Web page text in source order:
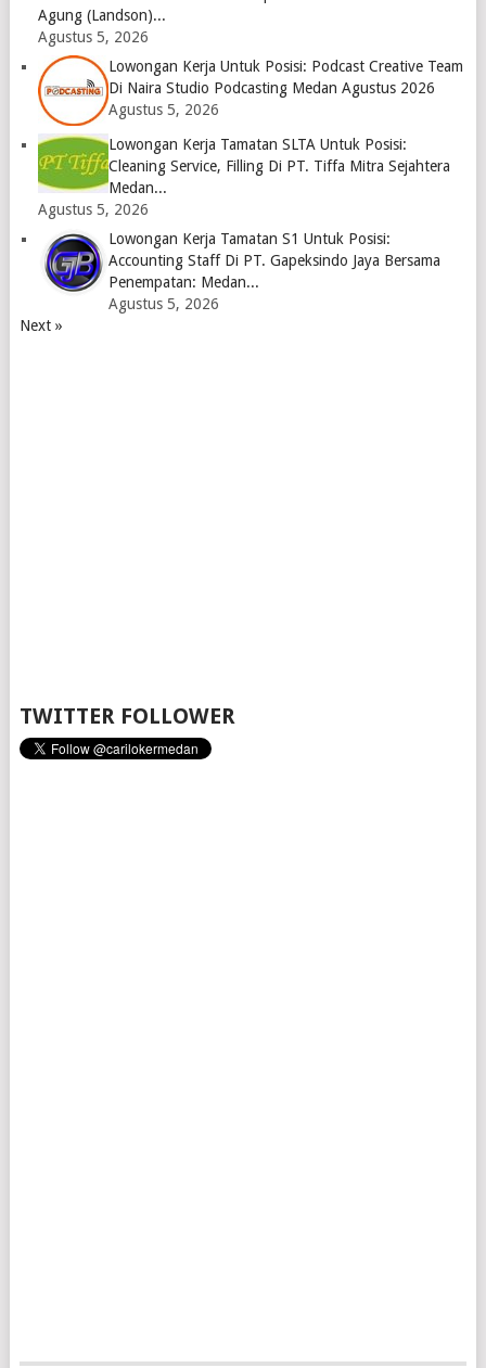
Agung (Landson)...
Agustus 5, 2026
Lowongan Kerja Untuk Posisi: Podcast Creative Team
Di Naira Studio Podcasting Medan Agustus 2026
Agustus 5, 2026
Lowongan Kerja Tamatan SLTA Untuk Posisi:
Cleaning Service, Filling Di PT. Tiffa Mitra Sejahtera
Medan...
Agustus 5, 2026
Lowongan Kerja Tamatan S1 Untuk Posisi:
Accounting Staff Di PT. Gapeksindo Jaya Bersama
Penempatan: Medan...
Agustus 5, 2026
Next »
TWITTER FOLLOWER